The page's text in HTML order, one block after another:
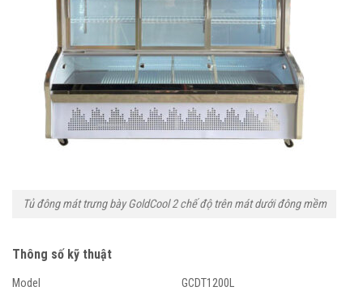
Tủ đông mát trưng bày GoldCool 2 chế độ trên mát dưới đông mềm
Thông số kỹ thuật
Model
GCDT1200L